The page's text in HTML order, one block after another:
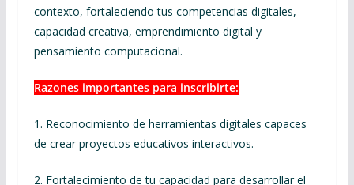
contexto, fortaleciendo tus competencias digitales,
capacidad creativa, emprendimiento digital y
pensamiento computacional.
Razones importantes para inscribirte:
1. Reconocimiento de herramientas digitales capaces
de crear proyectos educativos interactivos.
2. Fortalecimiento de tu capacidad para desarrollar el